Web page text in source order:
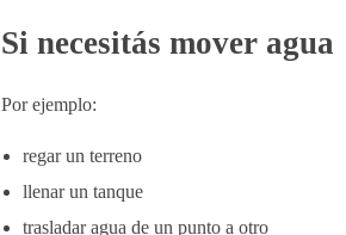
Si necesitás mover agua
Por ejemplo:
regar un terreno
llenar un tanque
trasladar agua de un punto a otro